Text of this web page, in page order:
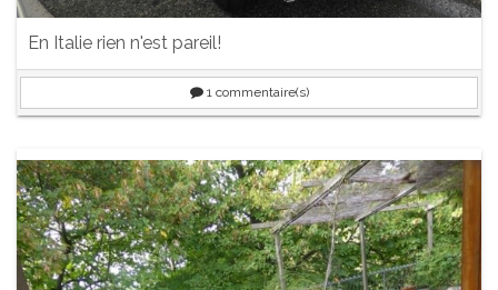
En Italie rien n'est pareil!
1 commentaire(s)